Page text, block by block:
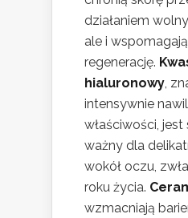
działaniem
ale i
regenerację.
hialuronowy,
intensywnie
właściwości,
ważny dla
wokół oczu,
roku życia.
wzmacniają